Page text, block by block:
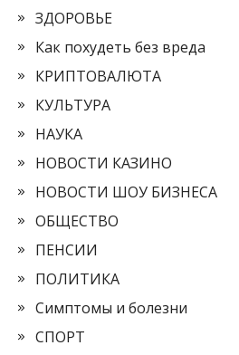
ЗДОРОВЬЕ
Как похудеть без вреда
КРИПТОВАЛЮТА
КУЛЬТУРА
НАУКА
НОВОСТИ КАЗИНО
НОВОСТИ ШОУ БИЗНЕСА
ОБЩЕСТВО
ПЕНСИИ
ПОЛИТИКА
Симптомы и болезни
СПОРТ